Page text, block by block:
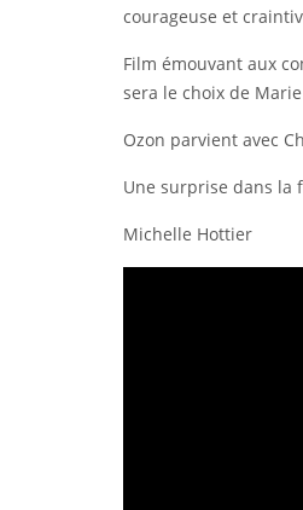
courageuse et
Film émouvant aux
sera le choix de
Ozon parvient avec
Une surprise dans la
Michelle Hottier